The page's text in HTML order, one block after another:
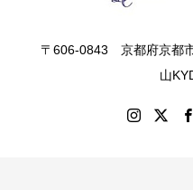
〒606-0843 京都府京都
山